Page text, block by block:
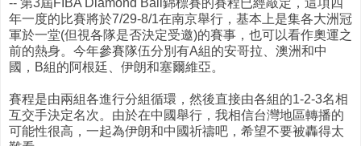
年一度的比賽將於7/29-8/1在南京舉行，基本上是集各大洲冠
軍於一堂(但視各隊是否決定受邀)的賽事，也可以看作奧運之
前的熱身。今年參賽隊伍分別有A組的安哥拉、澳洲和中
國，B組的阿根廷、伊朗和塞爾維亞。
賽程是由兩組各進行分組循環，然後直接由各組的1-2-3名相
互交手決定名次。由於在中國舉行，我相信台灣地區轉播的
可能性很高，一起為伊朗和中國祈禱吧，希望不要被轟得太